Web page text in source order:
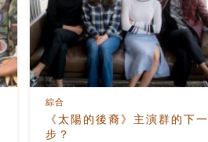
《太陽的後裔》主演群的下一
步？
綜合